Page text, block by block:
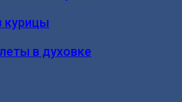
курицы
в духовке